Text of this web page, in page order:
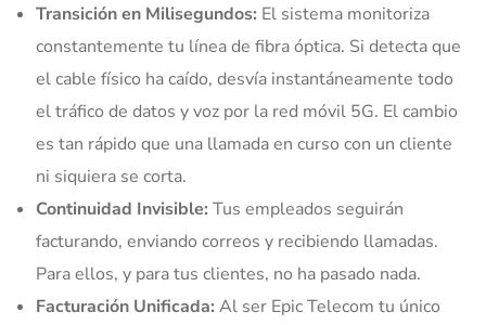
Transición en Milisegundos: El sistema monitoriza
constantemente tu línea de fibra óptica. Si detecta que
el cable físico ha caído, desvía instantáneamente todo
el tráfico de datos y voz por la red móvil 5G. El cambio
es tan rápido que una llamada en curso con un cliente
ni siquiera se corta.
Continuidad Invisible: Tus empleados seguirán
facturando, enviando correos y recibiendo llamadas.
Para ellos, y para tus clientes, no ha pasado nada.
Facturación Unificada: Al ser Epic Telecom tu único